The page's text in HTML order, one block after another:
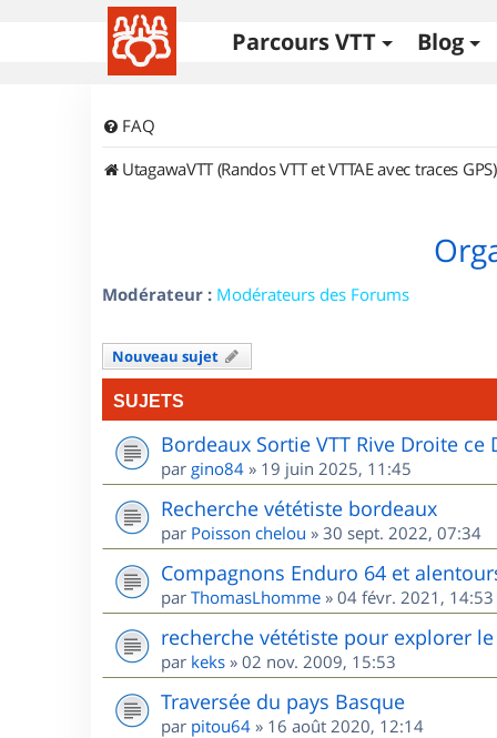
Parcours VTT Blog
FAQ
UtagawaVTT (Randos VTT et VTTAE avec traces GPS)
Modérateur : Modérateurs des Forums
Nouveau sujet
SUJETS
Bordeaux Sortie VTT Rive Droite ce
par gino84 » 19 juin 2025, 11:45
Recherche vététiste bordeaux
par Poisson chelou » 30 sept. 2022, 07:34
Compagnons Enduro 64 et
par ThomasLhomme » 04 févr. 2021, 14:53
recherche vététiste pour explorer
par keks » 02 nov. 2009, 15:53
Traversée du pays Basque
par pitou64 » 16 août 2020, 12:14